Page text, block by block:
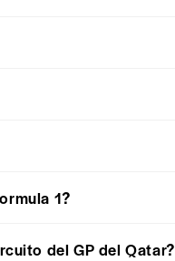
1?
del GP del Qatar?